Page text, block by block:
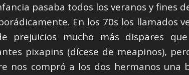
pasaba todos los veranos y fines
En los 70s los llamados
prejuicios mucho más dispares
pixapins (dícese de meapinos),
nos compró a los dos hermanos una